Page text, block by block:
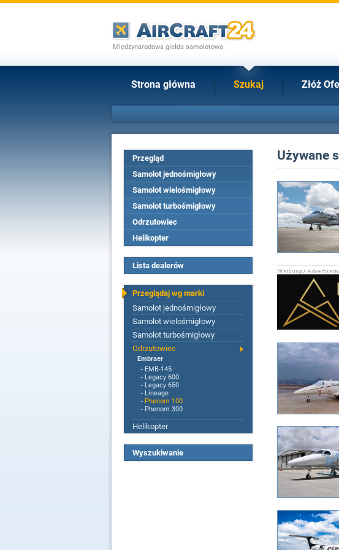
Międzynarodowa giełda samolotowa.
Strona główna Szukaj Złóż
Przegląd
Samolot jednośmigłowy
Samolot wielośmigłowy
Samolot turbośmigłowy
Odrzutowiec
Helikopter
Lista dealerów
Przeglądaj wg marki
Samolot jednośmigłowy
Samolot wielośmigłowy
Samolot turbośmigłowy
Odrzutowiec
Embraer
- EMB-145
- Legacy 600
- Legacy 650
- Lineage
- Phenom 100
- Phenom 300
Helikopter
Wyszukiwanie
Używane